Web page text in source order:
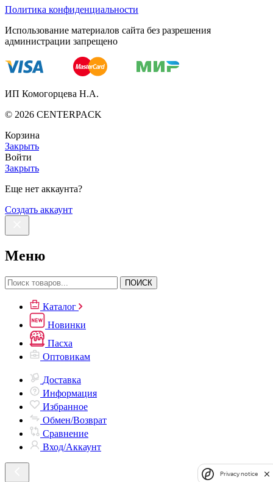
Политика конфиденциальности
Использование материалов сайта без разрешения
администрации запрещено
ИП Комогорцева Н.А.
© 2026 CENTERPACK
Корзина
Закрыть
Войти
Закрыть
Еще нет аккаунта?
Создать аккаунт
Меню
ПОИСК
Каталог
Новинки
Пасха
Оптовикам
Доставка
Информация
Избранное
Обмен/Возврат
Сравнение
Вход/Аккаунт
Privacy notice